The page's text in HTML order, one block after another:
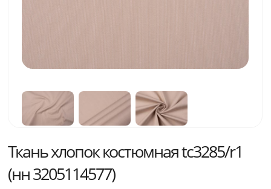
Ткань хлопок костюмная tc3285/r1
(нн 3205114577)